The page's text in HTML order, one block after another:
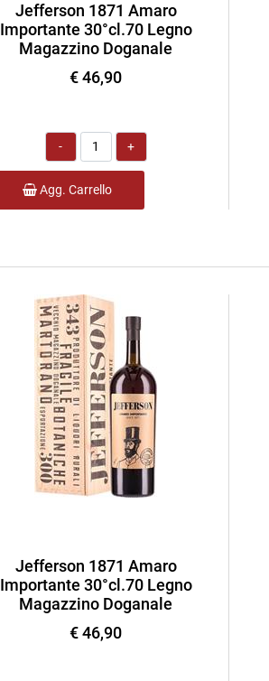
Jefferson 1871 Amaro
Importante 30°cl.70 Legno
Magazzino Doganale
€ 46,90
Quantità
Agg. Carrello
Jefferson 1871 Amaro
Importante 30°cl.70 Legno
Magazzino Doganale
€ 46,90